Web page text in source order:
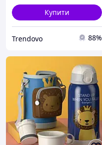
Купити
Trendovo 88%